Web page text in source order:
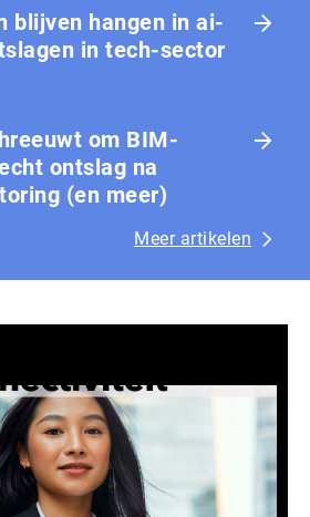
blijven hangen in ai-
in tech-sector
om BIM-
ontslag na
(en meer)
Meer artikelen